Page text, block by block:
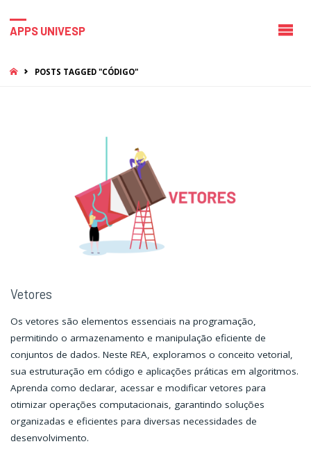
APPS UNIVESP
HOMEPOSTS TAGGED "CÓDIGO"
Vetores
Os vetores são elementos essenciais na programação,
permitindo o armazenamento e manipulação eficiente de
conjuntos de dados. Neste REA, exploramos o conceito vetorial,
sua estruturação em código e aplicações práticas em algoritmos.
Aprenda como declarar, acessar e modificar vetores para
otimizar operações computacionais, garantindo soluções
organizadas e eficientes para diversas necessidades de
desenvolvimento.